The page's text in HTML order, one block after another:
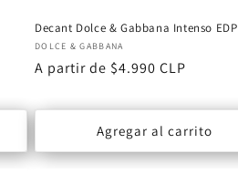
Decant Dolce & Gabbana Intenso EDP
Proveedor:
DOLCE & GABBANA
Precio
A partir de $4.990 CLP
Agregar al carrito